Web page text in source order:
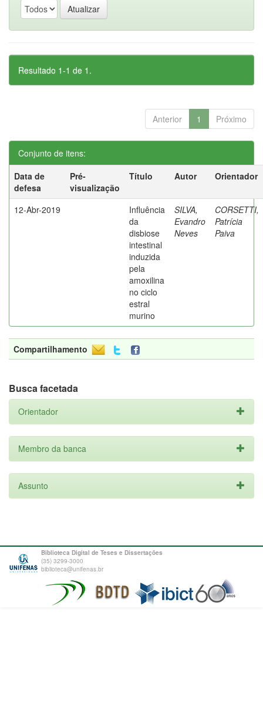
Resultado 1-1 de 1.
Anterior 1 Próximo
Conjunto de itens:
Data de
defesa
Pré-
visualização
Título Autor Orientador
12-Abr-2019
Influência
da
disbiose
intestinal
induzida
pela
amoxilina
no ciclo
estral
murino
SILVA,
Evandro
Neves
CORSETTI,
Patrícia
Paiva
Compartilhamento
Busca facetada
Orientador
Membro da banca
Assunto
Biblioteca Digital de Teses e Dissertações
(35) 3299-3000
biblioteca@unifenas.br